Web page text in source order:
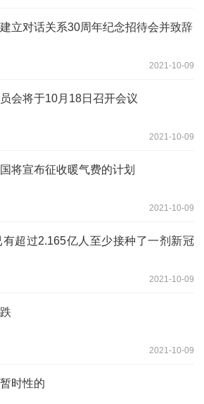
立对话关系30周年纪念招待会并致辞
2021-10-09
会将于10月18日召开会议
2021-10-09
将宣布征收暖气费的计划
2021-10-09
超过2.165亿人至少接种了一剂新冠
2021-10-09
2021-10-09
时性的